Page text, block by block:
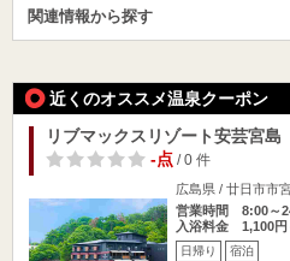
関連情報から探す
近くのオススメ温泉クーポン
リブマックスリゾート安芸宮島
-点/ 0 件
広島県 / 廿日市市
営業時間 8:00～
入浴料金 1,100円
日帰り 宿泊